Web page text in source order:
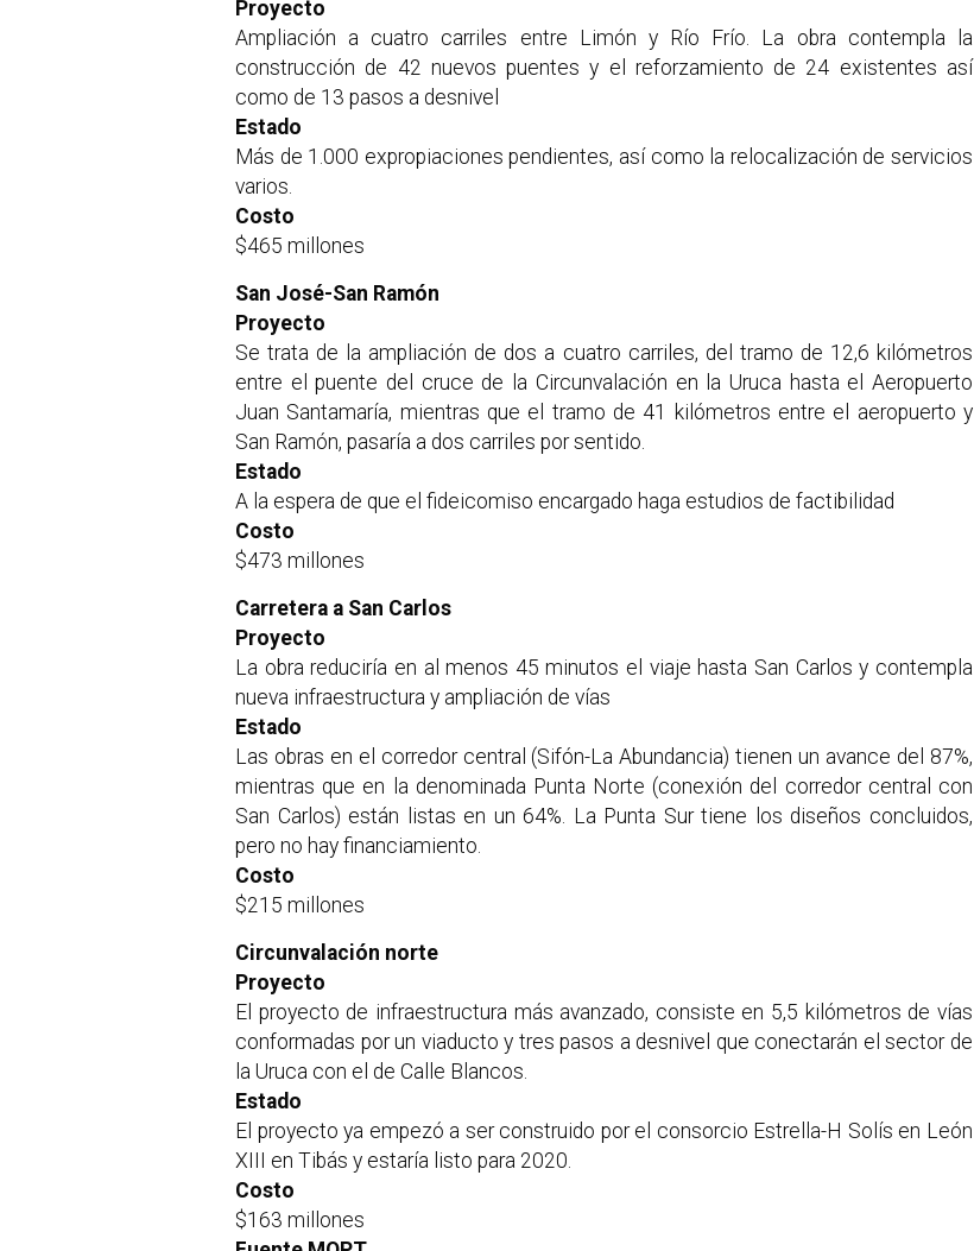
Proyecto
Ampliación a cuatro carriles entre Limón y Río Frío. La obra contempla la
construcción de 42 nuevos puentes y el reforzamiento de 24 existentes así
como de 13 pasos a desnivel
Estado
Más de 1.000 expropiaciones pendientes, así como la relocalización de servicios
varios.
Costo
$465 millones
San José-San Ramón
Proyecto
Se trata de la ampliación de dos a cuatro carriles, del tramo de 12,6 kilómetros
entre el puente del cruce de la Circunvalación en la Uruca hasta el Aeropuerto
Juan Santamaría, mientras que el tramo de 41 kilómetros entre el aeropuerto y
San Ramón, pasaría a dos carriles por sentido.
Estado
A la espera de que el fideicomiso encargado haga estudios de factibilidad
Costo
$473 millones
Carretera a San Carlos
Proyecto
La obra reduciría en al menos 45 minutos el viaje hasta San Carlos y contempla
nueva infraestructura y ampliación de vías
Estado
Las obras en el corredor central (Sifón-La Abundancia) tienen un avance del 87%,
mientras que en la denominada Punta Norte (conexión del corredor central con
San Carlos) están listas en un 64%. La Punta Sur tiene los diseños concluidos,
pero no hay financiamiento.
Costo
$215 millones
Circunvalación norte
Proyecto
El proyecto de infraestructura más avanzado, consiste en 5,5 kilómetros de vías
conformadas por un viaducto y tres pasos a desnivel que conectarán el sector de
la Uruca con el de Calle Blancos.
Estado
El proyecto ya empezó a ser construido por el consorcio Estrella-H Solís en León
XIII en Tibás y estaría listo para 2020.
Costo
$163 millones